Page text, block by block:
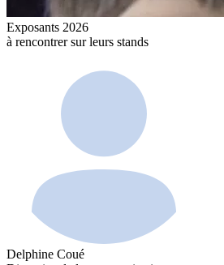
Exposants 2026
à rencontrer sur leurs stands
Delphine Coué